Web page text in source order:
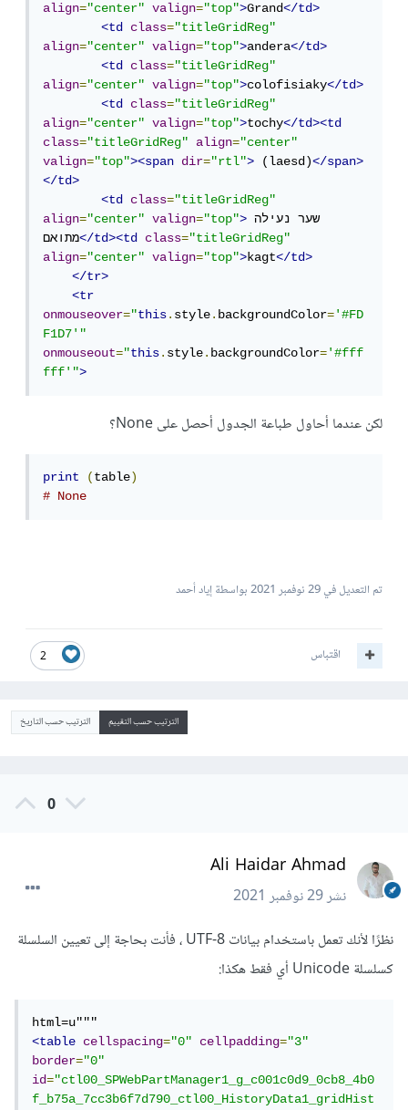
align="center" valign="top">Grand</td>
<td
class="titleGridReg"
align="center" valign="top">andera</td>
<td
class="titleGridReg"
align="center" valign="top">colofisiaky</td>
<td
class="titleGridReg"
align="center" valign="top">tochy</td><td
class="titleGridReg" align="center"
valign="top"><span dir="rtl"> (laesd)</span>
</td>
<td
class="titleGridReg"
align="center" valign="top"> שער נעילה
מתואם</td><td class="titleGridReg"
align="center" valign="top">kagt</td>
</tr>
<tr
onmouseover="this.style.backgroundColor='#FD
F1D7'"
onmouseout="this.style.backgroundColor='#fff
fff'">
لكن عندما أحاول طباعة الجدول أحصل على None؟
print (table)
# None
تم التعديل في29 نوفمبر 2021 بواسطة إياد أحمد
2 اقتباس
الترتيب حسب التقييم الترتيب حسب التاريخ
0
Ali Haidar Ahmad
نشر29 نوفمبر 2021
نظرًا لأنك تعمل باستخدام بيانات UTF-8 ، فأنت بحاجة إلى تعيين السلسلة
كسلسلة Unicode أي فقط هكذا:
<table
cellspacing="0" cellpadding="3"
border="0"
id="ctl00_SPWebPartManager1_g_c001c0d9_0cb8_4b0
f_b75a_7cc3b6f7d790_ctl00_HistoryData1_gridHist